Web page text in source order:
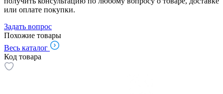
или оплате покупки.
Задать вопрос
Похожие товары
Весь каталог
Код товара